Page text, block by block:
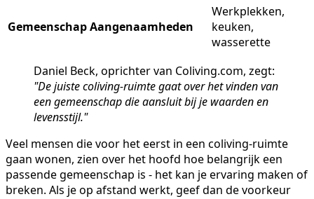
GemeenschapAangenaamheden
Werkplekken,
keuken,
wasserette
Daniel Beck, oprichter van Coliving.com, zegt:
"De juiste coliving-ruimte gaat over het vinden van
een gemeenschap die aansluit bij je waarden en
levensstijl."
Veel mensen die voor het eerst in een coliving-ruimte
gaan wonen, zien over het hoofd hoe belangrijk een
passende gemeenschap is - het kan je ervaring maken of
breken. Als je op afstand werkt, geef dan de voorkeur